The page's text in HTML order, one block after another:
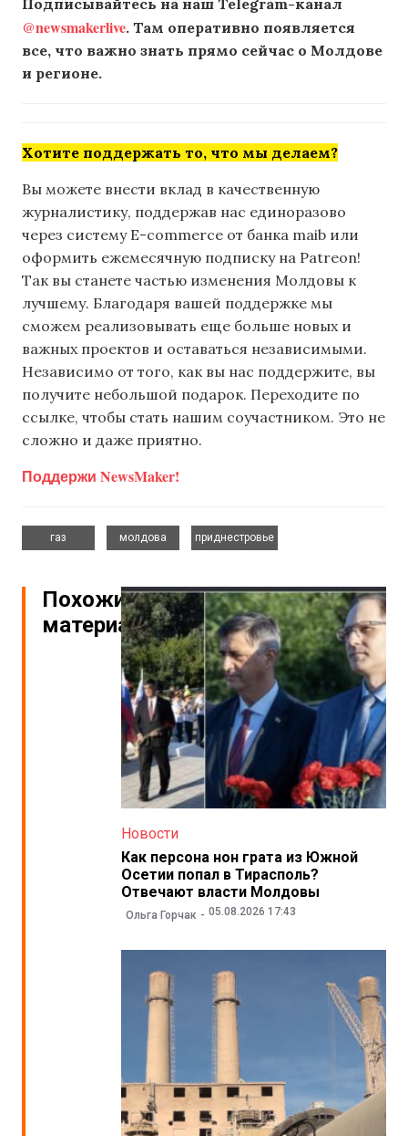
Подписывайтесь на наш Telegram-канал
@newsmakerlive. Там оперативно появляется
все, что важно знать прямо сейчас о Молдове
и регионе.
Хотите поддержать то, что мы делаем?
Вы можете внести вклад в качественную
журналистику, поддержав нас единоразово
через систему E-commerce от банка maib или
оформить ежемесячную подписку на Patreon!
Так вы станете частью изменения Молдовы к
лучшему. Благодаря вашей поддержке мы
сможем реализовывать еще больше новых и
важных проектов и оставаться независимыми.
Независимо от того, как вы нас поддержите, вы
получите небольшой подарок. Переходите по
ссылке, чтобы стать нашим соучастником. Это не
сложно и даже приятно.
Поддержи NewsMaker!
газ
молдова
приднестровье
Похожие
материалы
Новости
Как персона нон грата из Южной
Осетии попал в Тирасполь?
Отвечают власти Молдовы
Ольга Горчак 05.08.2026 17:43